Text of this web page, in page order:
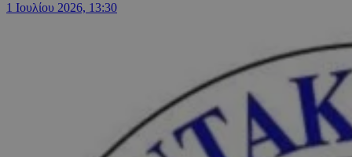
1 Ιουλίου 2026, 13:30